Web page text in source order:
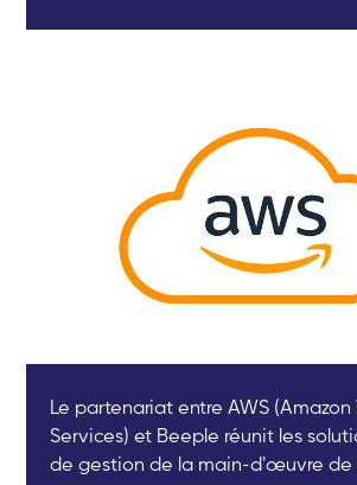
Le partenariat entre AWS (Amazon
Services) et Beeple réunit les
de gestion de la main-d'œuvre de